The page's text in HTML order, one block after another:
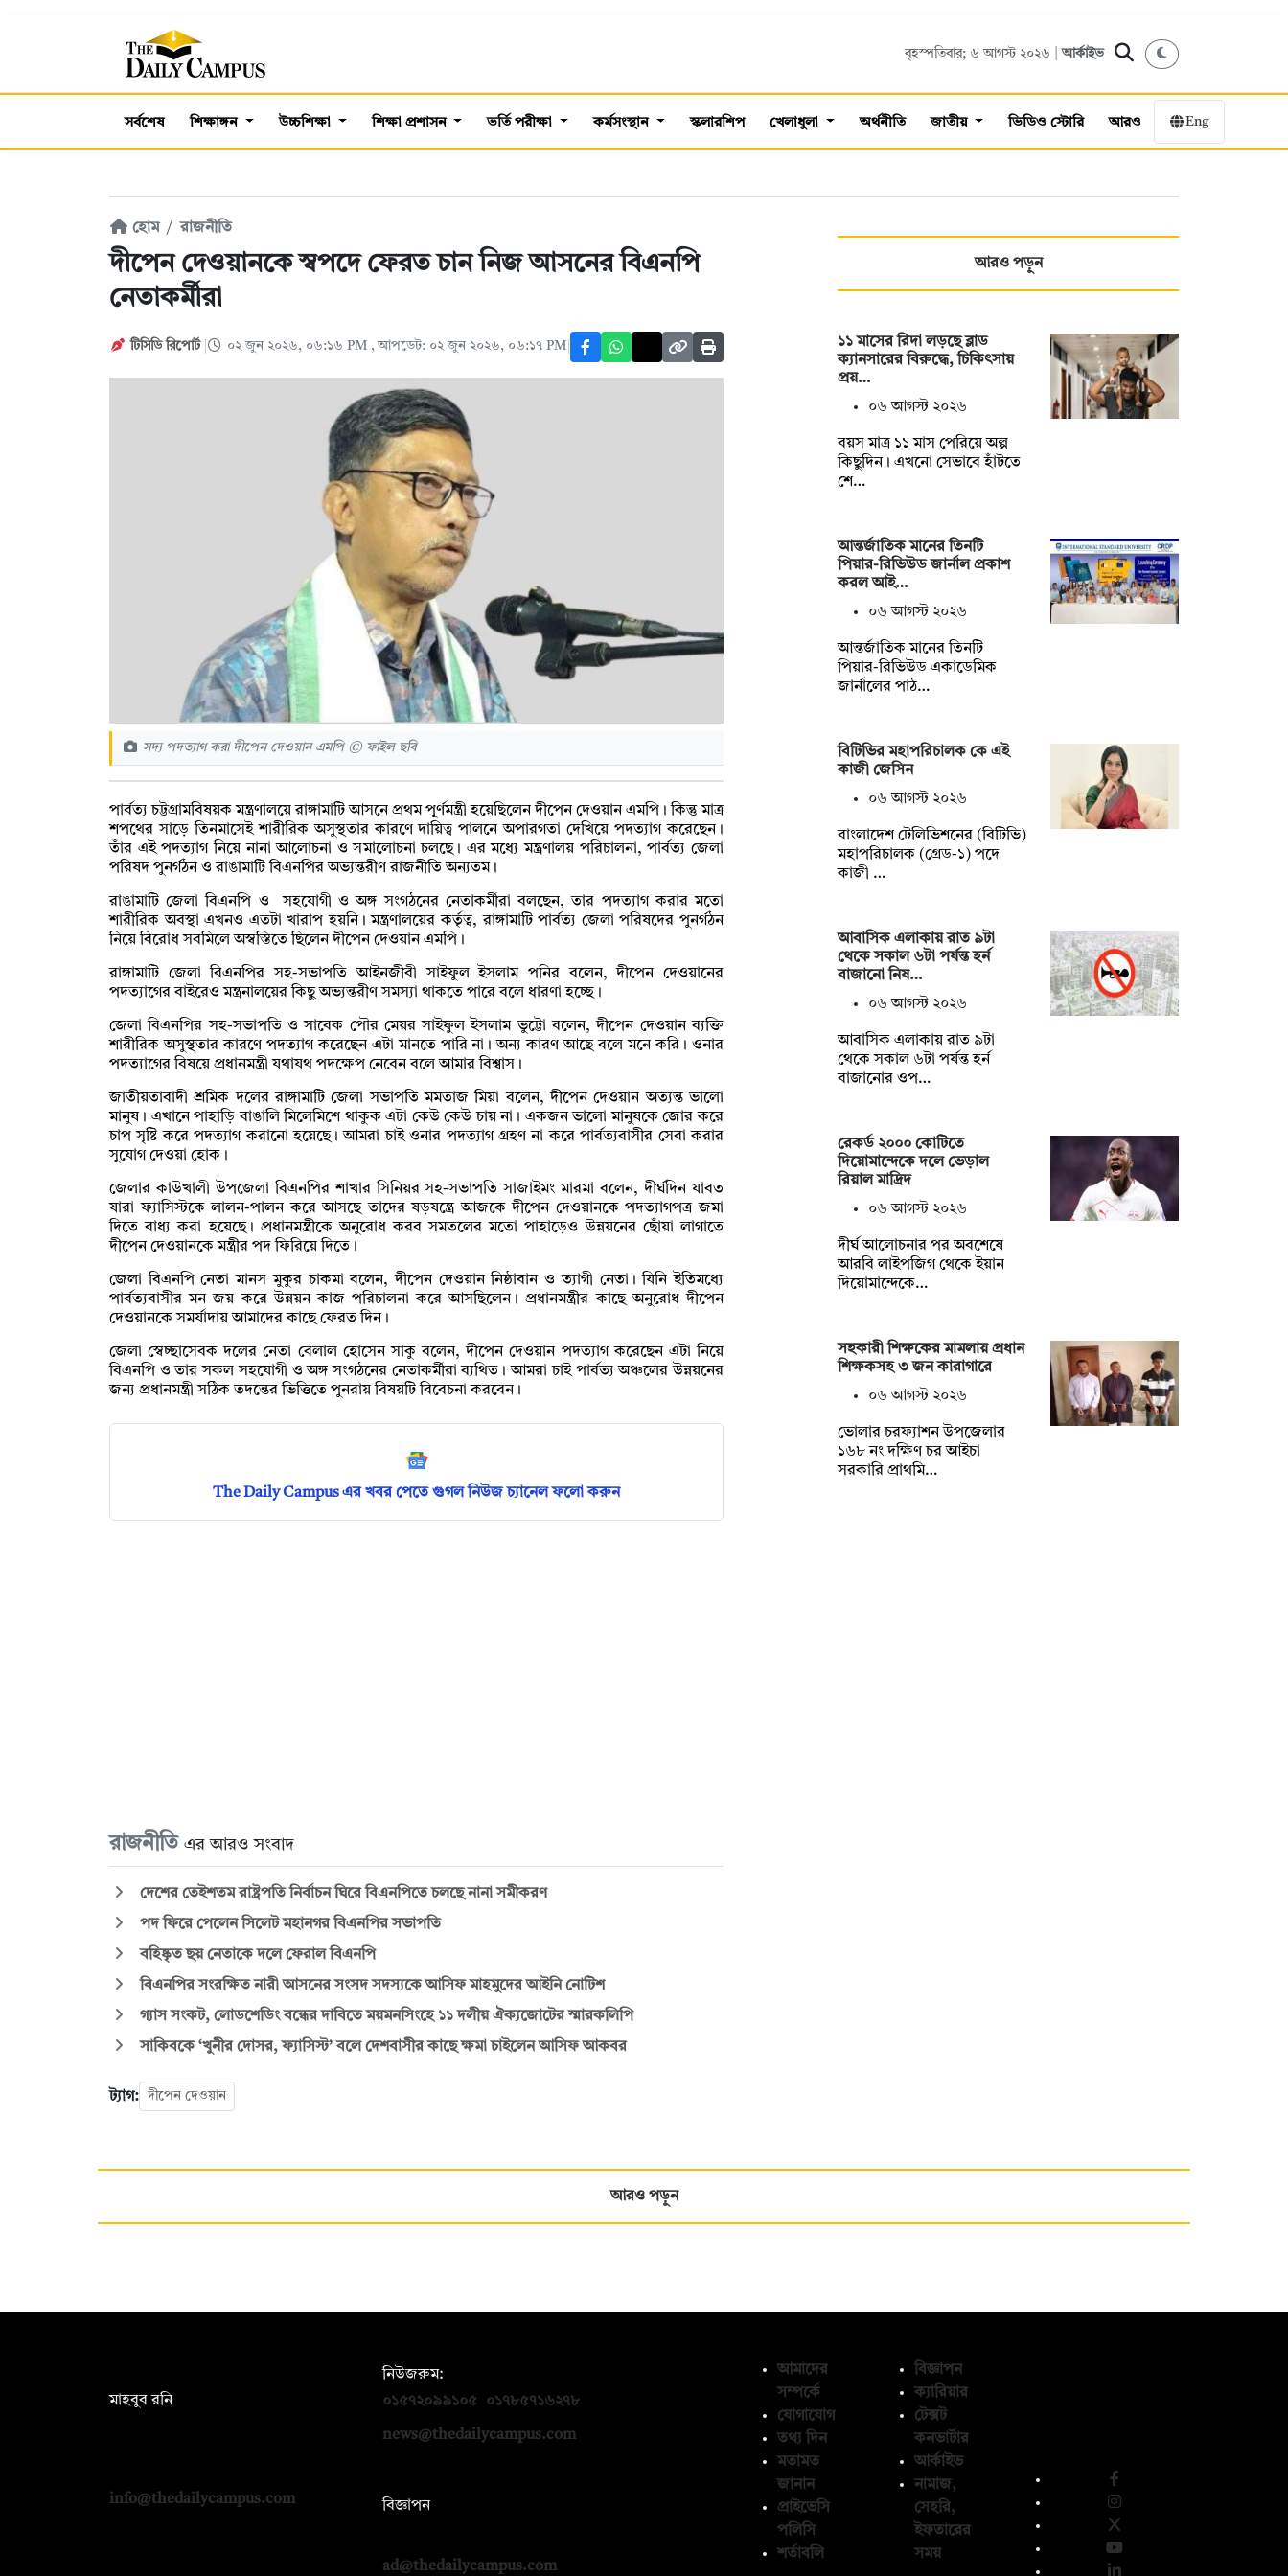
বৃহস্পতিবার; ৬ আগস্ট ২০২৬ |আর্কাইভ
সর্বশেষ শিক্ষাঙ্গন উচ্চশিক্ষা শিক্ষা প্রশাসন ভর্তি পরীক্ষা কর্মসংস্থান স্কলারশিপ খেলাধুলা অর্থনীতি জাতীয় ভিডিও স্টোরি আরও Eng
হোম রাজনীতি
দীপেন দেওয়ানকে স্বপদে ফেরত চান নিজ আসনের বিএনপি
নেতাকর্মীরা
টিসিডি রিপোর্ট ০২ জুন ২০২৬, ০৬:১৬ PM , আপডেট: ০২ জুন ২০২৬, ০৬:১৭ PM
সদ্য পদত্যাগ করা দীপেন দেওয়ান এমপি © ফাইল ছবি
পার্বত্য চট্টগ্রামবিষয়ক মন্ত্রণালয়ে রাঙ্গামাটি আসনে প্রথম পূর্ণমন্ত্রী হয়েছিলেন দীপেন দেওয়ান এমপি। কিন্তু মাত্র
শপথের সাড়ে তিনমাসেই শারীরিক অসুস্থতার কারণে দায়িত্ব পালনে অপারগতা দেখিয়ে পদত্যাগ করেছেন।
তাঁর এই পদত্যাগ নিয়ে নানা আলোচনা ও সমালোচনা চলছে। এর মধ্যে মন্ত্রণালয় পরিচালনা, পার্বত্য জেলা
পরিষদ পুনর্গঠন ও রাঙামাটি বিএনপির অভ্যন্তরীণ রাজনীতি অন্যতম।
রাঙামাটি জেলা বিএনপি ও সহযোগী ও অঙ্গ সংগঠনের নেতাকর্মীরা বলছেন, তার পদত্যাগ করার মতো
শারীরিক অবস্থা এখনও এতটা খারাপ হয়নি। মন্ত্রণালয়ের কর্তৃত্ব, রাঙ্গামাটি পার্বত্য জেলা পরিষদের পুনর্গঠন
নিয়ে বিরোধ সবমিলে অস্বস্তিতে ছিলেন দীপেন দেওয়ান এমপি।
রাঙ্গামাটি জেলা বিএনপির সহ-সভাপতি আইনজীবী সাইফুল ইসলাম পনির বলেন, দীপেন দেওয়ানের
পদত্যাগের বাইরেও মন্ত্রনালয়ের কিছু অভ্যন্তরীণ সমস্যা থাকতে পারে বলে ধারণা হচ্ছে।
জেলা বিএনপির সহ-সভাপতি ও সাবেক পৌর মেয়র সাইফুল ইসলাম ভুট্টো বলেন, দীপেন দেওয়ান ব্যক্তি
শারীরিক অসুস্থতার কারণে পদত্যাগ করেছেন এটা মানতে পারি না। অন্য কারণ আছে বলে মনে করি। ওনার
পদত্যাগের বিষয়ে প্রধানমন্ত্রী যথাযথ পদক্ষেপ নেবেন বলে আমার বিশ্বাস।
জাতীয়তাবাদী শ্রমিক দলের রাঙ্গামাটি জেলা সভাপতি মমতাজ মিয়া বলেন, দীপেন দেওয়ান অত্যন্ত ভালো
মানুষ। এখানে পাহাড়ি বাঙালি মিলেমিশে থাকুক এটা কেউ কেউ চায় না। একজন ভালো মানুষকে জোর করে
চাপ সৃষ্টি করে পদত্যাগ করানো হয়েছে। আমরা চাই ওনার পদত্যাগ গ্রহণ না করে পার্বত্যবাসীর সেবা করার
সুযোগ দেওয়া হোক।
জেলার কাউখালী উপজেলা বিএনপির শাখার সিনিয়র সহ-সভাপতি সাজাইমং মারমা বলেন, দীর্ঘদিন যাবত
যারা ফ্যাসিস্টকে লালন-পালন করে আসছে তাদের ষড়যন্ত্রে আজকে দীপেন দেওয়ানকে পদত্যাগপত্র জমা
দিতে বাধ্য করা হয়েছে। প্রধানমন্ত্রীকে অনুরোধ করব সমতলের মতো পাহাড়েও উন্নয়নের ছোঁয়া লাগাতে
দীপেন দেওয়ানকে মন্ত্রীর পদ ফিরিয়ে দিতে।
জেলা বিএনপি নেতা মানস মুকুর চাকমা বলেন, দীপেন দেওয়ান নিষ্ঠাবান ও ত্যাগী নেতা। যিনি ইতিমধ্যে
পার্বত্যবাসীর মন জয় করে উন্নয়ন কাজ পরিচালনা করে আসছিলেন। প্রধানমন্ত্রীর কাছে অনুরোধ দীপেন
দেওয়ানকে সমর্যাদায় আমাদের কাছে ফেরত দিন।
জেলা স্বেচ্ছাসেবক দলের নেতা বেলাল হোসেন সাকু বলেন, দীপেন দেওয়ান পদত্যাগ করেছেন এটা নিয়ে
বিএনপি ও তার সকল সহযোগী ও অঙ্গ সংগঠনের নেতাকর্মীরা ব্যথিত। আমরা চাই পার্বত্য অঞ্চলের উন্নয়নের
জন্য প্রধানমন্ত্রী সঠিক তদন্তের ভিত্তিতে পুনরায় বিষয়টি বিবেচনা করবেন।
The Daily Campus এর খবর পেতে গুগল নিউজ চ্যানেল ফলো করুন
রাজনীতি এর আরও সংবাদ
দেশের তেইশতম রাষ্ট্রপতি নির্বাচন ঘিরে বিএনপিতে চলছে নানা সমীকরণ
পদ ফিরে পেলেন সিলেট মহানগর বিএনপির সভাপতি
বহিষ্কৃত ছয় নেতাকে দলে ফেরাল বিএনপি
বিএনপির সংরক্ষিত নারী আসনের সংসদ সদস্যকে আসিফ মাহমুদের আইনি নোটিশ
গ্যাস সংকট, লোডশেডিং বন্ধের দাবিতে ময়মনসিংহে ১১ দলীয় ঐক্যজোটের স্মারকলিপি
সাকিবকে ‘খুনীর দোসর, ফ্যাসিস্ট’ বলে দেশবাসীর কাছে ক্ষমা চাইলেন আসিফ আকবর
ট্যাগ: দীপেন দেওয়ান
আরও পড়ুন
১১ মাসের রিদা লড়ছে ব্লাড
ক্যানসারের বিরুদ্ধে, চিকিৎসায়
প্রয়…
০৬ আগস্ট ২০২৬
বয়স মাত্র ১১ মাস পেরিয়ে অল্প
কিছুদিন। এখনো সেভাবে হাঁটতে
শে…
আন্তর্জাতিক মানের তিনটি
পিয়ার-রিভিউড জার্নাল প্রকাশ
করল আই…
০৬ আগস্ট ২০২৬
আন্তর্জাতিক মানের তিনটি
পিয়ার-রিভিউড একাডেমিক
জার্নালের পাঠ…
বিটিভির মহাপরিচালক কে এই
কাজী জেসিন
০৬ আগস্ট ২০২৬
বাংলাদেশ টেলিভিশনের (বিটিভি)
মহাপরিচালক (গ্রেড-১) পদে
কাজী …
আবাসিক এলাকায় রাত ৯টা
থেকে সকাল ৬টা পর্যন্ত হর্ন
বাজানো নিষ…
০৬ আগস্ট ২০২৬
আবাসিক এলাকায় রাত ৯টা
থেকে সকাল ৬টা পর্যন্ত হর্ন
বাজানোর ওপ…
রেকর্ড ২০০০ কোটিতে
দিয়োমান্দেকে দলে ভেড়াল
রিয়াল মাদ্রিদ
০৬ আগস্ট ২০২৬
দীর্ঘ আলোচনার পর অবশেষে
আরবি লাইপজিগ থেকে ইয়ান
দিয়োমান্দেকে…
সহকারী শিক্ষকের মামলায় প্রধান
শিক্ষকসহ ৩ জন কারাগারে
০৬ আগস্ট ২০২৬
ভোলার চরফ্যাশন উপজেলার
১৬৮ নং দক্ষিণ চর আইচা
সরকারি প্রাথমি…
আরও পড়ুন
মাহবুব রনি
info@thedailycampus.com
নিউজরুম:
০১৫৭২০৯৯১০৫
০১৭৮৫৭১৬২৭৮
news@thedailycampus.com
বিজ্ঞাপন
ad@thedailycampus.com
আমাদের
সম্পর্কে
যোগাযোগ
তথ্য দিন
মতামত
জানান
প্রাইভেসি
পলিসি
শর্তাবলি
বিজ্ঞাপন
ক্যারিয়ার
টেক্সট
কনভার্টার
আর্কাইভ
নামাজ,
সেহরি,
ইফতারের
সময়